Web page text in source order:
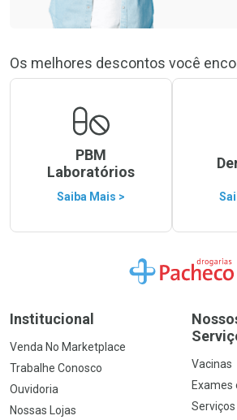
Os melhores descontos você
PBM
Laboratórios
Saiba Mais >
Ir para a Home
Institucional
Venda No Marketplace
Trabalhe Conosco
Ouvidoria
Nossas Lojas
Vacinas
Exames